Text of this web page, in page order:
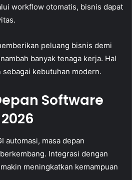
workflow otomatis, bisnis dapat
peluang bisnis demi
banyak tenaga kerja. Hal
kebutuhan modern.
Software
automasi, masa depan
Integrasi dengan
meningkatkan kemampuan